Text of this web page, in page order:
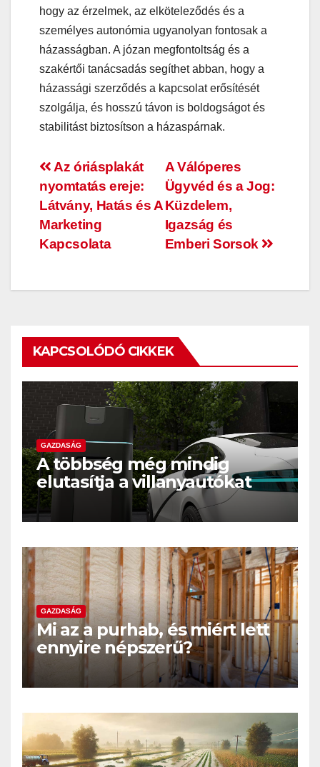
hogy az érzelmek, az elköteleződés és a
személyes autonómia ugyanolyan fontosak a
házasságban. A józan megfontoltság és a
szakértői tanácsadás segíthet abban, hogy a
házassági szerződés a kapcsolat erősítését
szolgálja, és hosszú távon is boldogságot és
stabilitást biztosítson a házaspárnak.
Bejegyzés
navigáció
A Válóperes
Ügyvéd és a Jog:
Küzdelem,
Igazság és
Emberi Sorsok
Az óriásplakát
nyomtatás ereje:
Látvány, Hatás és A
Marketing
Kapcsolata
KAPCSOLÓDÓ CIKKEK
GAZDASÁG
A többség még mindig
elutasítja a villanyautókat
GAZDASÁG
Mi az a purhab, és miért lett
ennyire népszerű?